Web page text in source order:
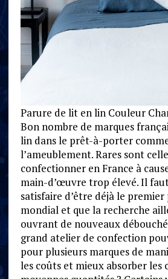
Parure de lit en lin Couleur
Bon nombre de marques
lin dans le prêt-à-porter
l’ameublement. Rares sont
confectionner en France à
main-d’œuvre trop élevé. Il
satisfaire d’être déjà le
mondial et que la recherche
ouvrant de nouveaux
grand atelier de confection
pour plusieurs marques de
les coûts et mieux absorber les